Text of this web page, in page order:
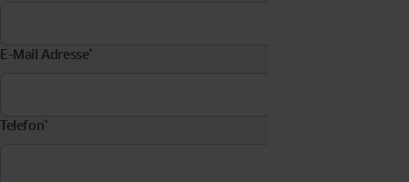
E-Mail Adresse*
Telefon*